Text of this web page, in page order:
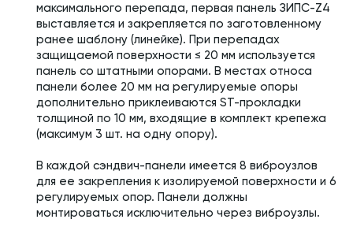
максимального перепада, первая панель ЗИПС-Z4
выставляется и закрепляется по заготовленному
ранее шаблону (линейке). При перепадах
защищаемой поверхности ≤ 20 мм используется
панель со штатными опорами. В местах относа
панели более 20 мм на регулируемые опоры
дополнительно приклеиваются ST-прокладки
толщиной по 10 мм, входящие в комплект крепежа
(максимум 3 шт. на одну опору).
В каждой сэндвич-панели имеется 8 виброузлов
для ее закрепления к изолируемой поверхности и 6
регулируемых опор. Панели должны
монтироваться исключительно через виброузлы.